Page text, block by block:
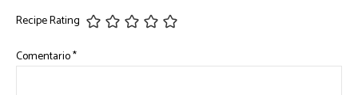
Recipe Rating
Comentario*